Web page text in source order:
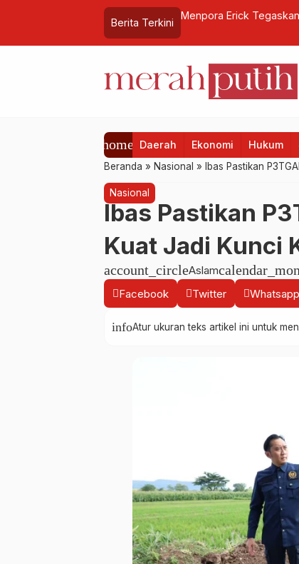
Berita Terkini
Menpora Erick
home Daerah Ekonomi Hukum
Beranda » Nasional » Ibas Pastikan
Nasional
Ibas Pastikan
Kuat Jadi Kunci
account_circleAslam
Facebook
Twitter Whatsapp
infoAtur ukuran teks artikel ini untuk